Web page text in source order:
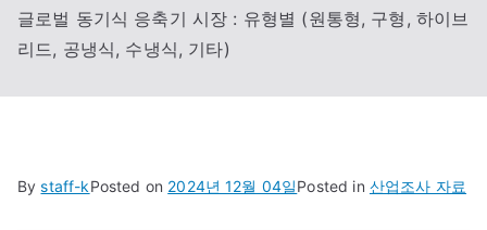
글로벌 동기식 응축기 시장 : 유형별 (원통형, 구형, 하이브
리드, 공냉식, 수냉식, 기타)
Bystaff-kPosted on 2024년 12월 04일Posted in 산업조사 자료